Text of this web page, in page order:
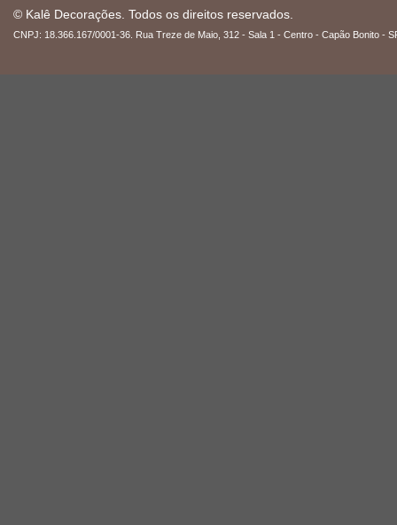
© Kalê Decorações. Todos os direitos reservados.
CNPJ: 18.366.167/0001-36. Rua Treze de Maio, 312 - Sala 1 - Centro - Capão Bonito -